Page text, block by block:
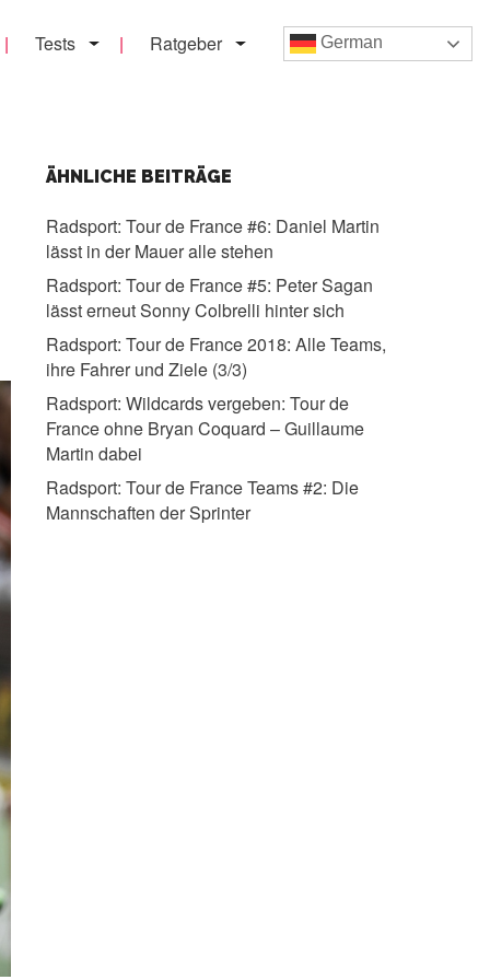
Tests Ratgeber German
ÄHNLICHE BEITRÄGE
Radsport: Tour de France #6: Daniel Martin
lässt in der Mauer alle stehen
Radsport: Tour de France #5: Peter Sagan
lässt erneut Sonny Colbrelli hinter sich
Radsport: Tour de France 2018: Alle Teams,
ihre Fahrer und Ziele (3/3)
Radsport: Wildcards vergeben: Tour de
France ohne Bryan Coquard – Guillaume
Martin dabei
Radsport: Tour de France Teams #2: Die
Mannschaften der Sprinter